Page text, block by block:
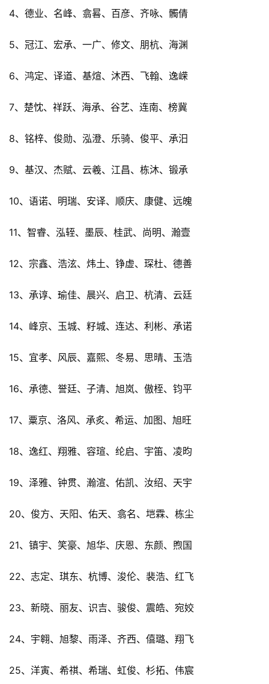
4、德业、名峰、翕晷、百彦、齐咏、髑倩
5、冠江、宏承、一广、修文、朋杭、海渊
6、鸿定、译道、基煊、沐西、飞翰、逸嵘
7、楚忱、祥跃、海承、谷艺、连南、榜冀
8、铭梓、俊勋、泓澄、乐骑、俊平、承汨
9、基汉、杰赋、云羲、江昌、栋沐、锻承
10、语诺、明瑞、安译、顺庆、康健、远魄
11、智睿、泓轾、墨辰、桂武、尚明、瀚壹
12、宗鑫、浩泫、炜土、铮虚、琛杜、德善
13、承谆、瑜佳、晨兴、启卫、杭清、云廷
14、峰京、玉城、籽城、连达、利彬、承诺
15、宜孝、风辰、嘉熙、冬易、思晴、玉浩
16、承德、誉廷、子清、旭岚、傲桎、钧平
17、粟京、洛风、承炙、希运、加图、旭旺
18、逸红、翔雅、容瑄、纶启、宇笛、凌昀
19、泽雅、钟贯、瀚渲、佑凯、汝绍、天宇
20、俊方、天阳、佑天、翕名、垲霖、栋尘
21、镇宇、笑豪、旭华、庆恩、东颜、煦国
22、志定、琪东、杭博、浚伦、裴浩、红飞
23、新晓、丽友、识吉、骏俊、震皓、宛姣
24、宇翱、旭黎、雨泽、齐西、僖璐、翔飞
25、洋寅、希祺、希瑞、虹俊、杉拓、伟宸